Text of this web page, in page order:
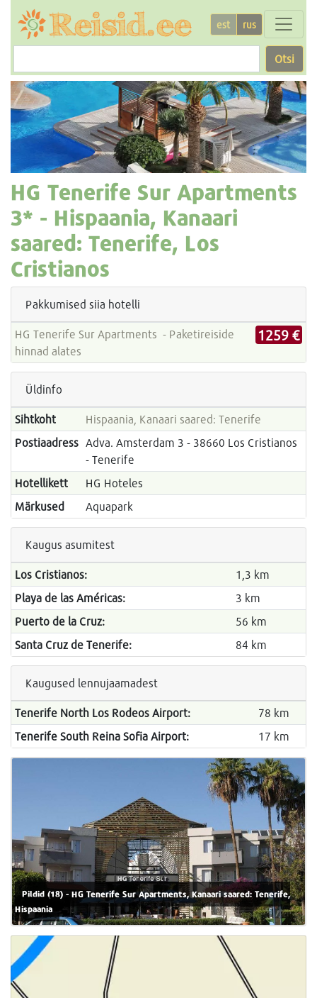
est rus
Otsi
HG Tenerife Sur Apartments
3* - Hispaania, Kanaari
saared: Tenerife, Los
Cristianos
Pakkumised siia hotelli
HG Tenerife Sur Apartments - Paketireiside
hinnad alates
1259 €
Üldinfo
Sihtkoht
Hispaania, Kanaari saared: Tenerife
Postiaadress Adva. Amsterdam 3 - 38660 Los Cristianos
- Tenerife
Hotellikett
HG Hoteles
Märkused
Aquapark
Kaugus asumitest
Los Cristianos:
1,3 km
Playa de las Américas:
3 km
Puerto de la Cruz:
56 km
Santa Cruz de Tenerife:
84 km
Kaugused lennujaamadest
Tenerife North Los Rodeos Airport:
78 km
Tenerife South Reina Sofia Airport:
17 km
Pildid (18) - HG Tenerife Sur Apartments, Kanaari saared: Tenerife,
Hispaania